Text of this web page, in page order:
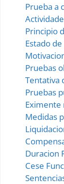
Prueba a
Principio
Estado
Pruebas
Tentativa
Pruebas
Eximente
Medidas
Duracion
Cese